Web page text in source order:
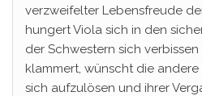
verzweifelter Lebensfreude
hungert Viola sich in den
der Schwestern sich
klammert, wünscht die
sich aufzulösen und ihrer